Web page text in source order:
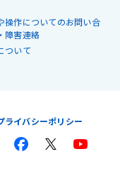
操作についてのお問い合
障害連絡
ついて
ライバシーポリシー